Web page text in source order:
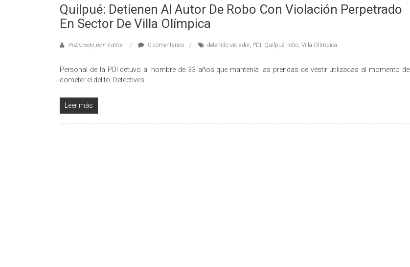
Quilpué: Detienen Al Autor De Robo Con Violación Perpetrado
En Sector De Villa Olímpica
Publicado por: Editor 0 comentarios detenido violador, PDI , Quilpué, robo, Villa Olímpica
Personal de la PDI detuvo al hombre de 33 años que mantenía las prendas de vestir utilizadas al momento de
cometer el delito. Detectives
Leer más